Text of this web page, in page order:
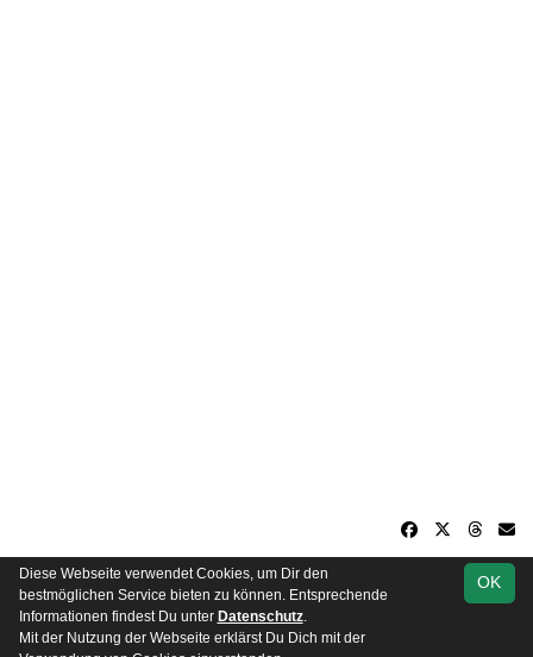
soccero.de
© 2006 - 2026
Besucherstatistik Kontakt Impressum
OK
Diese Webseite verwendet Cookies, um Dir den
bestmöglichen Service bieten zu können. Entsprechende
Informationen findest Du unter Datenschutz.
Mit der Nutzung der Webseite erklärst Du Dich mit der